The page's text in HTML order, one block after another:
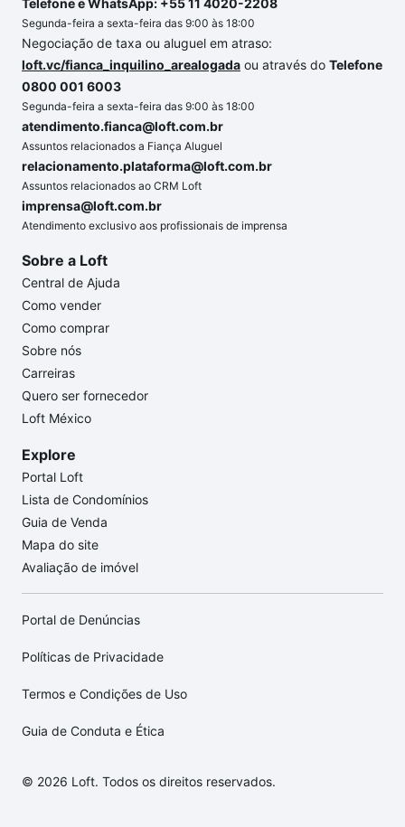
Telefone e WhatsApp: +55 11 4020-2208
Segunda-feira a sexta-feira das 9:00 às 18:00
Negociação de taxa ou aluguel em atraso:
loft.vc/fianca_inquilino_arealogada ou através do Telefone
0800 001 6003
Segunda-feira a sexta-feira das 9:00 às 18:00
atendimento.fianca@loft.com.br
Assuntos relacionados a Fiança Aluguel
relacionamento.plataforma@loft.com.br
Assuntos relacionados ao CRM Loft
imprensa@loft.com.br
Atendimento exclusivo aos profissionais de imprensa
Sobre a Loft
Central de Ajuda
Como vender
Como comprar
Sobre nós
Carreiras
Quero ser fornecedor
Loft México
Explore
Portal Loft
Lista de Condomínios
Guia de Venda
Mapa do site
Avaliação de imóvel
Portal de Denúncias
Políticas de Privacidade
Termos e Condições de Uso
Guia de Conduta e Ética
© 2026 Loft. Todos os direitos reservados.